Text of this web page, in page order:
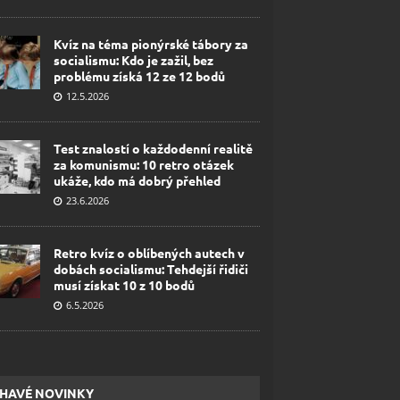
Kvíz na téma pionýrské tábory za
socialismu: Kdo je zažil, bez
problému získá 12 ze 12 bodů
12.5.2026
Test znalostí o každodenní realitě
za komunismu: 10 retro otázek
ukáže, kdo má dobrý přehled
23.6.2026
Retro kvíz o oblíbených autech v
dobách socialismu: Tehdejší řidiči
musí získat 10 z 10 bodů
6.5.2026
NOVINKY